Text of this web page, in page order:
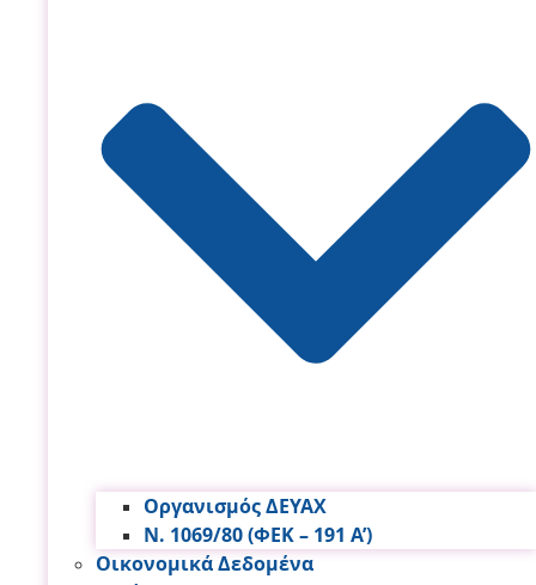
Οργανισμός ΔΕΥΑΧ
Ν. 1069/80 (ΦΕΚ – 191 Α’)
Οικονομικά Δεδομένα